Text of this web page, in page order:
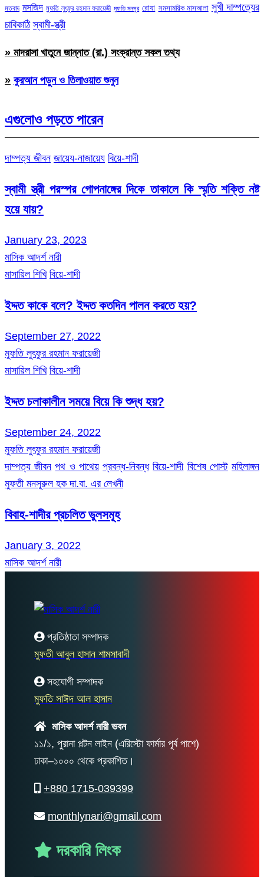
মতবাদ মসজিদ মুফতি লুৎফুর রহমান ফরায়েজী মুফতি মনসুর রোযা সমসাময়িক মাসআলা সুখী দাম্পত্যের
চাবিকাঠি স্বামী-স্ত্রী
» মাদরাসা খাতুনে জান্নাত (রা.) সংক্রান্ত সকল তথ্য
» কুরআন পড়ুন ও তিলাওয়াত শুনুন
এগুলোও পড়তে পারেন
দাম্পত্য জীবন জায়েয-নাজায়েয বিয়ে-শাদী
স্বামী স্ত্রী পরস্পর গোপনাঙ্গের দিকে তাকালে কি স্মৃতি শক্তি নষ্ট
হয়ে যায়?
January 23, 2023
মাসিক আদর্শ নারী
মাসায়িল শিখি বিয়ে-শাদী
ইদ্দত কাকে বলে? ইদ্দত কতদিন পালন করতে হয়?
September 27, 2022
মুফতি লুৎফুর রহমান ফরায়েজী
মাসায়িল শিখি বিয়ে-শাদী
ইদ্দত চলাকালীন সময়ে বিয়ে কি শুদ্ধ হয়?
September 24, 2022
মুফতি লুৎফুর রহমান ফরায়েজী
দাম্পত্য জীবন পথ ও পাথেয় প্রবন্ধ-নিবন্ধ বিয়ে-শাদী বিশেষ পোস্ট মহিলাঙ্গন
মুফতী মনসূরুল হক দা.বা. এর লেখনী
বিবাহ-শাদীর প্রচলিত ভুলসমূহ
January 3, 2022
মাসিক আদর্শ নারী
প্রতিষ্ঠাতা সম্পাদক
মুফতী আবুল হাসান শামসাবাদী
সহযোগী সম্পাদক
মুফতি সাঈদ আল হাসান
মাসিক আদর্শ নারী ভবন
১১/১, পুরানা পল্টন লাইন (এরিস্টো ফার্মার পূর্ব পাশে)
ঢাকা–১০০০ থেকে প্রকাশিত।
+880 1715-039399
monthlynari@gmail.com
দরকারি লিংক